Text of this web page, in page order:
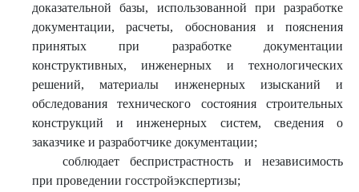
доказательной базы, использованной при разработке
документации, расчеты, обоснования и пояснения
принятых при разработке документации
конструктивных, инженерных и технологических
решений, материалы инженерных изысканий и
обследования технического состояния строительных
конструкций и инженерных систем, сведения о
заказчике и разработчике документации;
соблюдает беспристрастность и независимость
при проведении госстройэкспертизы;